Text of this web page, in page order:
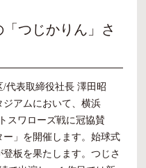
つじかりん」さ
代表取締役社長 澤田昭
ジアムにおいて、横浜
スワローズ戦に冠協賛
ー」を開催します。始球式
板を果たします。つじさ